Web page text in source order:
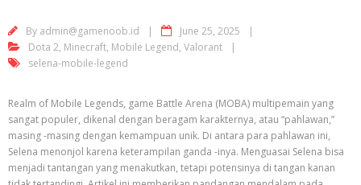
By admin@gamenoob.id
June 25, 2025
Dota 2, Minecraft, Mobile Legend, Valorant
selena-mobile-legend
Realm of Mobile Legends, game Battle Arena (MOBA) multipemain yang
sangat populer, dikenal dengan beragam karakternya, atau “pahlawan,”
masing -masing dengan kemampuan unik. Di antara para pahlawan ini,
Selena menonjol karena keterampilan ganda -inya. Menguasai Selena bisa
menjadi tantangan yang menakutkan, tetapi potensinya di tangan kanan